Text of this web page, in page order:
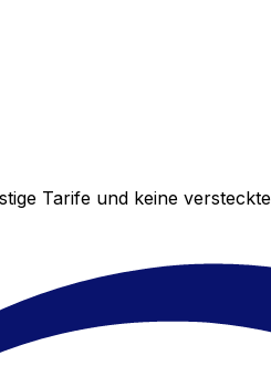
Tarife und keine